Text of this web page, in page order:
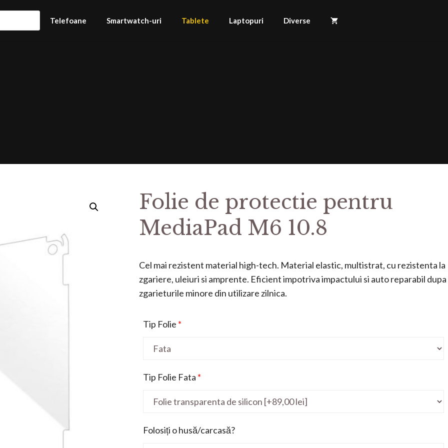
Telefoane Smartwatch-uri Tablete Laptopuri Diverse
Folie de protectie pentru
MediaPad M6 10.8
Cel mai rezistent material high-tech. Material elastic, multistrat, cu rezistenta la
zgariere, uleiuri si amprente. Eficient impotriva impactului si auto reparabil dupa
zgarieturile minore din utilizare zilnica.
Tip Folie *
Tip Folie Fata *
Folosiți o husă/carcasă?